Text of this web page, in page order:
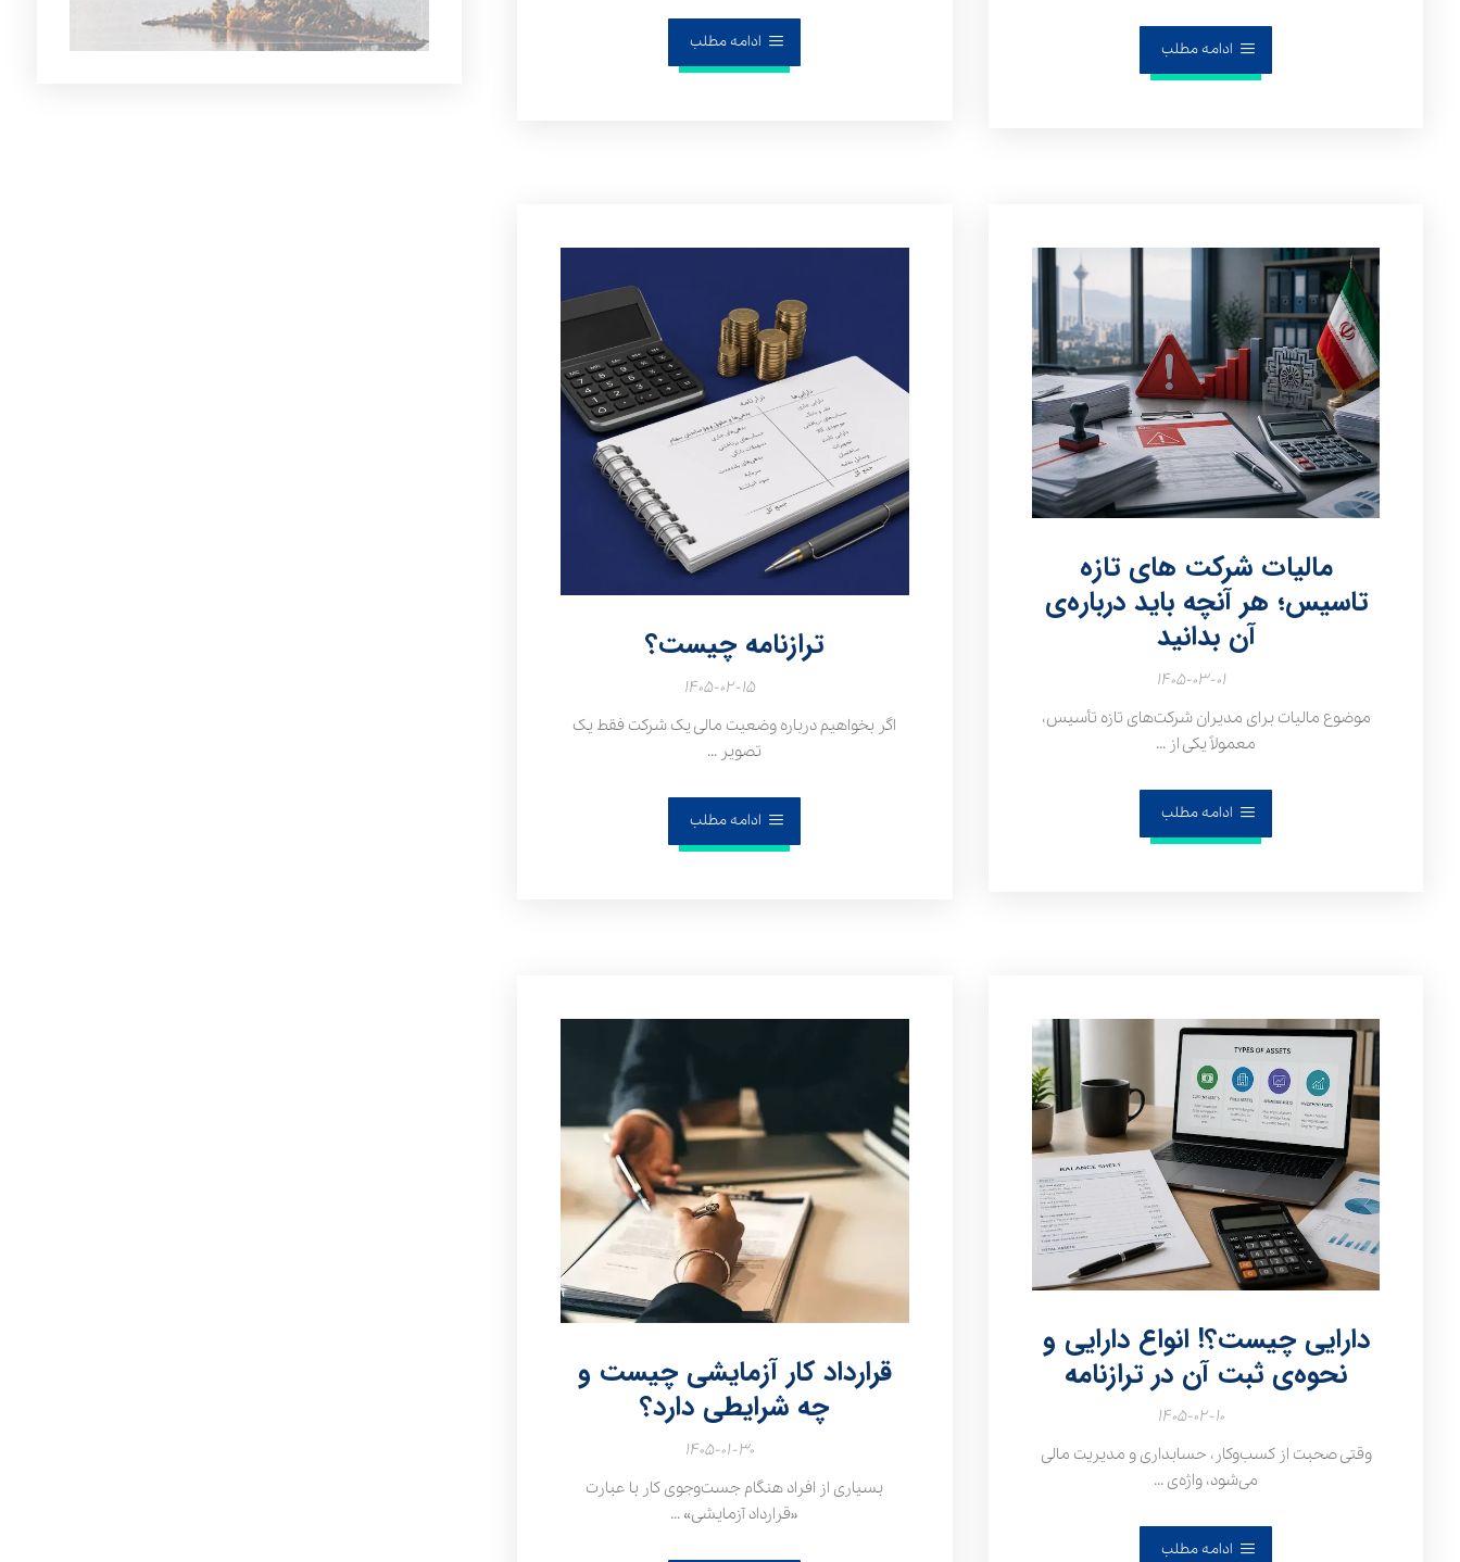
ادامه مطلب ادامه مطلب
مالیات شرکت های تازه
تاسیس؛ هر آنچه باید درباره‌ی
آن بدانید
۱۴۰۵-۰۳-۰۱
موضوع مالیات برای مدیران شرکت‌های تازه تأسیس،
معمولاً یکی از ...
ادامه مطلب
ترازنامه چیست؟
۱۴۰۵-۰۲-۱۵
اگر بخواهیم درباره وضعیت مالی یک شرکت فقط یک
تصویر ...
ادامه مطلب
دارایی چیست؟! انواع دارایی و
نحوه‌ی ثبت آن در ترازنامه
۱۴۰۵-۰۲-۱۰
وقتی صحبت از کسب‌وکار، حسابداری و مدیریت مالی
می‌شود، واژه‌ی ...
ادامه مطلب
قرارداد کار آزمایشی چیست و
چه شرایطی دارد؟
۱۴۰۵-۰۱-۳۰
بسیاری از افراد هنگام جست‌وجوی کار با عبارت
«قرارداد آزمایشی» ...